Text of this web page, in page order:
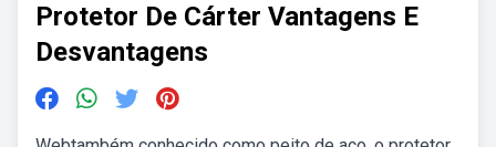
Protetor De Cárter Vantagens E
Desvantagens